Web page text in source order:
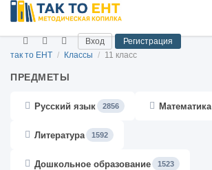
Вход
Регистрация
так то ЕНТ / Классы / 11 класс
ПРЕДМЕТЫ
Русский язык 2856 Математика
Литература 1592
Дошкольное образование 1523